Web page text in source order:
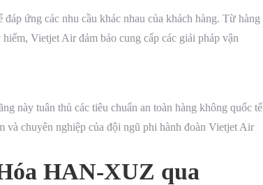
ứng các nhu cầu khác nhau của khách hàng. Từ hàng
Vietjet Air đảm bảo cung cấp các giải pháp vận
này tuân thủ các tiêu chuẩn an toàn hàng không quốc tế
và chuyên nghiệp của đội ngũ phi hành đoàn Vietjet Air
HAN-XUZ qua